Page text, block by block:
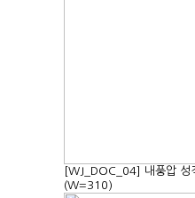
[WJ_DOC_04] 내풍압 성
(W=310)